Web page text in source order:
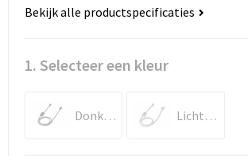
Katoenen draagtassen
Reistassen
Bekijk alle productspecificaties
1. Selecteer een kleur
Donker Grijs Licht Grijs